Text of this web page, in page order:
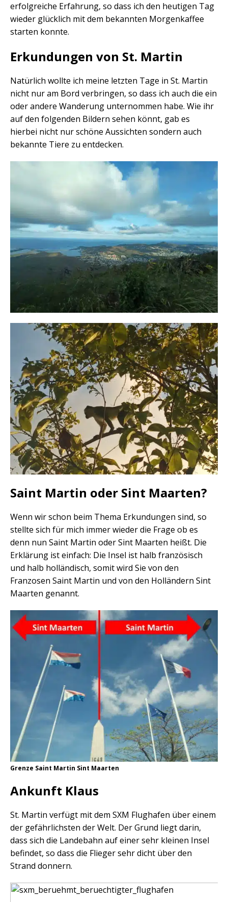
erfolgreiche Erfahrung, so dass ich den heutigen Tag
wieder glücklich mit dem bekannten Morgenkaffee
starten konnte.
Erkundungen von St. Martin
Natürlich wollte ich meine letzten Tage in St. Martin
nicht nur am Bord verbringen, so dass ich auch die ein
oder andere Wanderung unternommen habe. Wie ihr
auf den folgenden Bildern sehen könnt, gab es
hierbei nicht nur schöne Aussichten sondern auch
bekannte Tiere zu entdecken.
Saint Martin oder Sint Maarten?
Wenn wir schon beim Thema Erkundungen sind, so
stellte sich für mich immer wieder die Frage ob es
denn nun Saint Martin oder Sint Maarten heißt. Die
Erklärung ist einfach: Die Insel ist halb französisch
und halb holländisch, somit wird Sie von den
Franzosen Saint Martin und von den Holländern Sint
Maarten genannt.
Grenze Saint Martin Sint Maarten
Ankunft Klaus
St. Martin verfügt mit dem SXM Flughafen über einem
der gefährlichsten der Welt. Der Grund liegt darin,
dass sich die Landebahn auf einer sehr kleinen Insel
befindet, so dass die Flieger sehr dicht über den
Strand donnern.